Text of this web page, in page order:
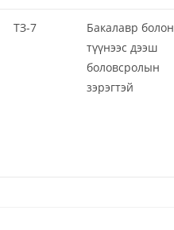
ТЗ-7
Бакалавр болон
түүнээс дээш
боловсролын
зэрэгтэй